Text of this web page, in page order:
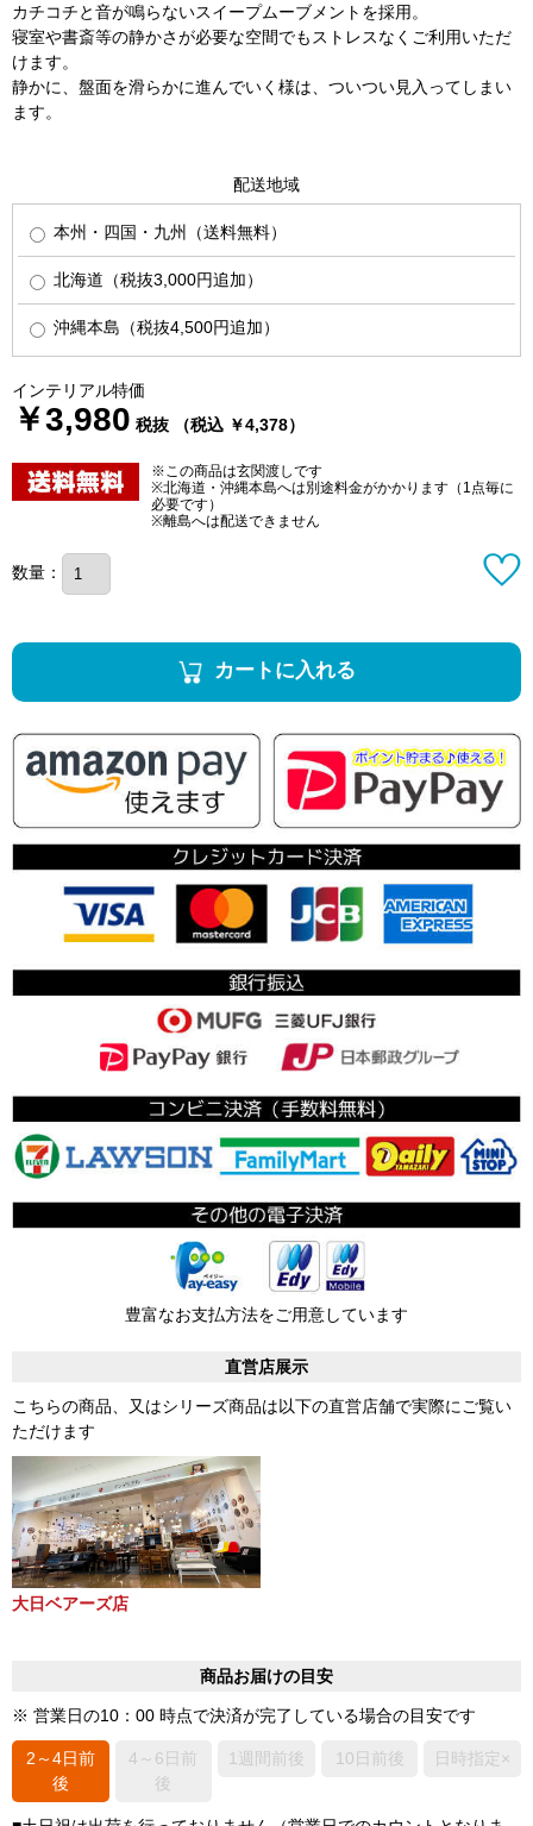
カチコチと音が鳴らないスイープムーブメントを採用。
寝室や書斎等の静かさが必要な空間でもストレスなくご利用いただ
けます。
静かに、盤面を滑らかに進んでいく様は、ついつい見入ってしまい
ます。
配送地域
本州・四国・九州（送料無料）
北海道（税抜3,000円追加）
沖縄本島（税抜4,500円追加）
インテリアル特価
￥3,980 税抜 （税込 ￥4,378）
※この商品は玄関渡しです
※北海道・沖縄本島へは別途料金がかかります（1点毎に
必要です）
※離島へは配送できません
数量：
カートに入れる
豊富なお支払方法をご用意しています
直営店展示
こちらの商品、又はシリーズ商品は以下の直営店舗で実際にご覧い
ただけます
大日ベアーズ店
商品お届けの目安
※ 営業日の10：00 時点で決済が完了している場合の目安です
2～4日前
後
4～6日前
後
1週間前後 10日前後 日時指定×